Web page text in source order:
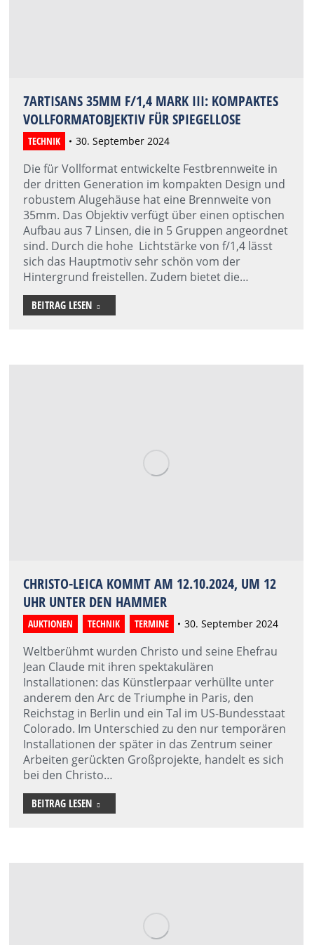
7ARTISANS 35MM F/1,4 MARK III: KOMPAKTES
VOLLFORMATOBJEKTIV FÜR SPIEGELLOSE
TECHNIK 30. September 2024
Die für Vollformat entwickelte Festbrennweite in
der dritten Generation im kompakten Design und
robustem Alugehäuse hat eine Brennweite von
35mm. Das Objektiv verfügt über einen optischen
Aufbau aus 7 Linsen, die in 5 Gruppen angeordnet
sind. Durch die hohe Lichtstärke von f/1,4 lässt
sich das Hauptmotiv sehr schön vom der
Hintergrund freistellen. Zudem bietet die…
BEITRAG LESEN
CHRISTO-LEICA KOMMT AM 12.10.2024, UM 12
UHR UNTER DEN HAMMER
AUKTIONEN TECHNIK TERMINE 30. September 2024
Weltberühmt wurden Christo und seine Ehefrau
Jean Claude mit ihren spektakulären
Installationen: das Künstlerpaar verhüllte unter
anderem den Arc de Triumphe in Paris, den
Reichstag in Berlin und ein Tal im US-Bundesstaat
Colorado. Im Unterschied zu den nur temporären
Installationen der später in das Zentrum seiner
Arbeiten gerückten Großprojekte, handelt es sich
bei den Christo…
BEITRAG LESEN